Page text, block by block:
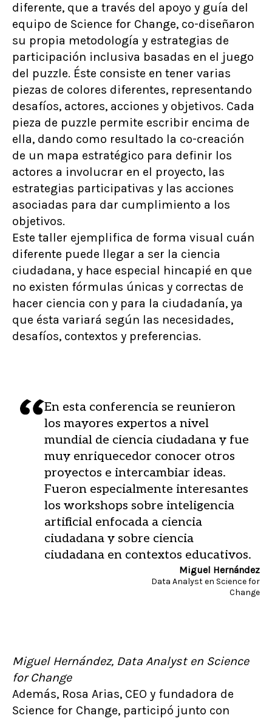
diferente, que a través del apoyo y guía del
equipo de Science for Change, co-diseñaron
su propia metodología y estrategias de
participación inclusiva basadas en el juego
del puzzle. Éste consiste en tener varias
piezas de colores diferentes, representando
desafíos, actores, acciones y objetivos. Cada
pieza de puzzle permite escribir encima de
ella, dando como resultado la co-creación
de un mapa estratégico para definir los
actores a involucrar en el proyecto, las
estrategias participativas y las acciones
asociadas para dar cumplimiento a los
objetivos.
Este taller ejemplifica de forma visual cuán
diferente puede llegar a ser la ciencia
ciudadana, y hace especial hincapié en que
no existen fórmulas únicas y correctas de
hacer ciencia con y para la ciudadanía, ya
que ésta variará según las necesidades,
desafíos, contextos y preferencias.
En esta conferencia se reunieron
los mayores expertos a nivel
mundial de ciencia ciudadana y fue
muy enriquecedor conocer otros
proyectos e intercambiar ideas.
Fueron especialmente interesantes
los workshops sobre inteligencia
artificial enfocada a ciencia
ciudadana y sobre ciencia
ciudadana en contextos educativos.
Miguel Hernández
Data Analyst en Science for
Change
Miguel Hernández, Data Analyst en Science
for Change
Además, Rosa Arias, CEO y fundadora de
Science for Change, participó junto con